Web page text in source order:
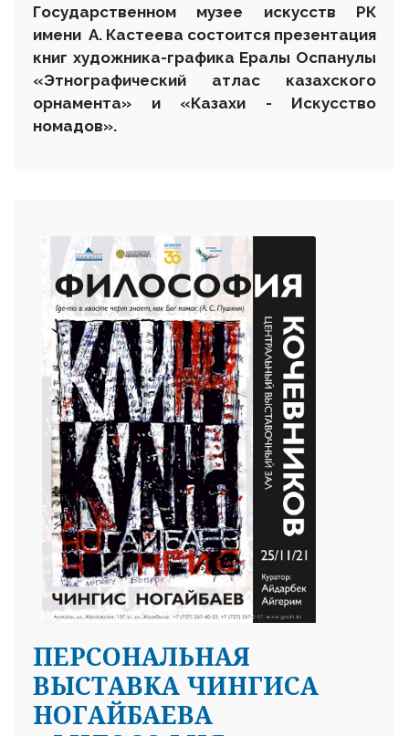
Государственном музее искусств РК
имени А. Кастеева состоится презентация
книг художника-графика Ералы Оспанулы
«Этнографический атлас казахского
орнамента» и «Казахи - Искусство
номадов».
ПЕРСОНАЛЬНАЯ
ВЫСТАВКА ЧИНГИСА
НОГАЙБАЕВА